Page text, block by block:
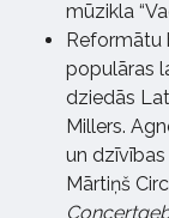
mūzikla
Reformātu
populāras
dziedās
Millers.
un
Mārtiņš